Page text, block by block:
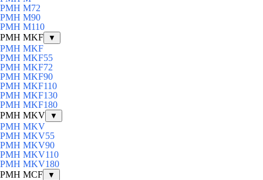
PMH M72
PMH M90
PMH M110
PMH MKF
▼
PMH MKF
PMH MKF55
PMH MKF72
PMH MKF90
PMH MKF110
PMH MKF130
PMH MKF180
PMH MKV
▼
PMH MKV
PMH MKV55
PMH MKV90
PMH MKV110
PMH MKV180
PMH MCF
▼